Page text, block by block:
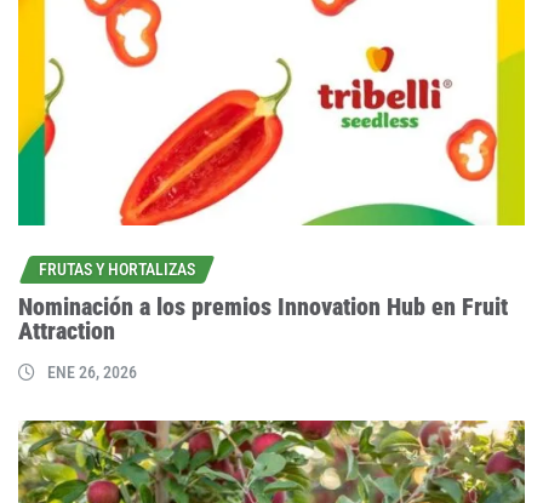
FRUTAS Y HORTALIZAS
Nominación a los premios Innovation Hub en Fruit
Attraction
ENE 26, 2026